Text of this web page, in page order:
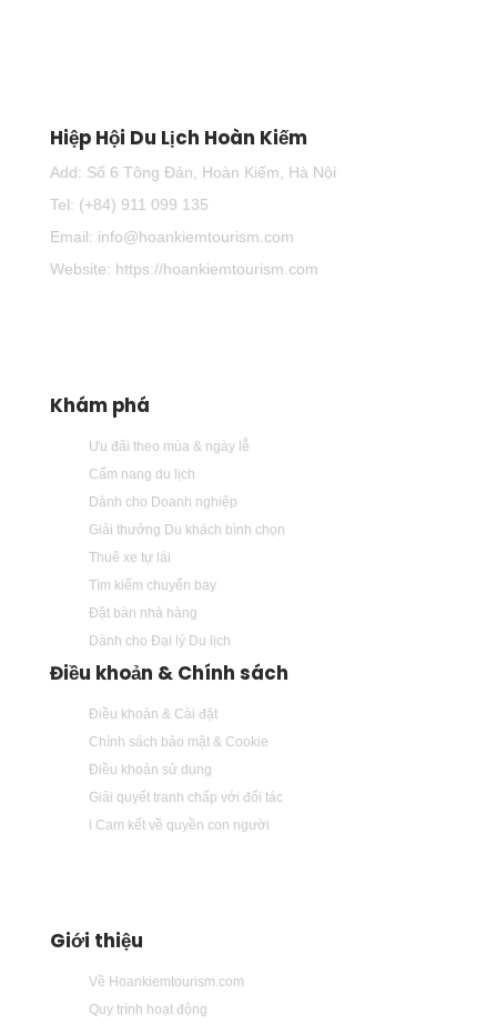
Hiệp Hội Du Lịch Hoàn Kiếm
Add: Số 6 Tông Đản, Hoàn Kiếm, Hà Nội
Tel: (+84) 911 099 135
Email: info@hoankiemtourism.com
Website: https://hoankiemtourism.com
Khám phá
Ưu đãi theo mùa & ngày lễ
Cẩm nang du lịch
Dành cho Doanh nghiệp
Giải thưởng Du khách bình chọn
Thuê xe tự lái
Tìm kiếm chuyến bay
Đặt bàn nhà hàng
Dành cho Đại lý Du lịch
Điều khoản & Chính sách
Điều khoản & Cài đặt
Chính sách bảo mật & Cookie
Điều khoản sử dụng
Giải quyết tranh chấp với đối tác
i Cam kết về quyền con người
Giới thiệu
Về Hoankiemtourism.com
Quy trình hoạt động